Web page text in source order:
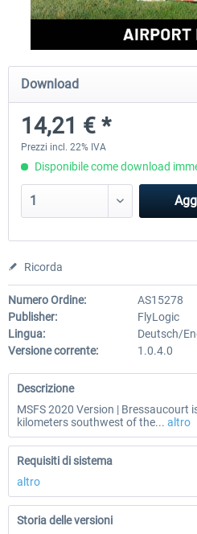
Aerosoft Airport Cologne/Bonn
18,40 € *
Download
14,21 € *
Prezzi incl. 22% IVA
Disponibile come download
Ricorda
Numero Ordine:
AS15278
Publisher:
FlyLogic
Lingua:
Deutsch/
Versione corrente:
1.0.4.0
Descrizione
MSFS 2020 Version | Bressaucourt
kilometers southwest of the... altro
Requisiti di sistema
altro
Storia delle versioni